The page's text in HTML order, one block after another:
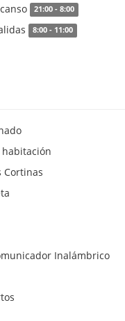
21:00 - 8:00
8:00 - 11:00
Cortinas
Inalámbrico